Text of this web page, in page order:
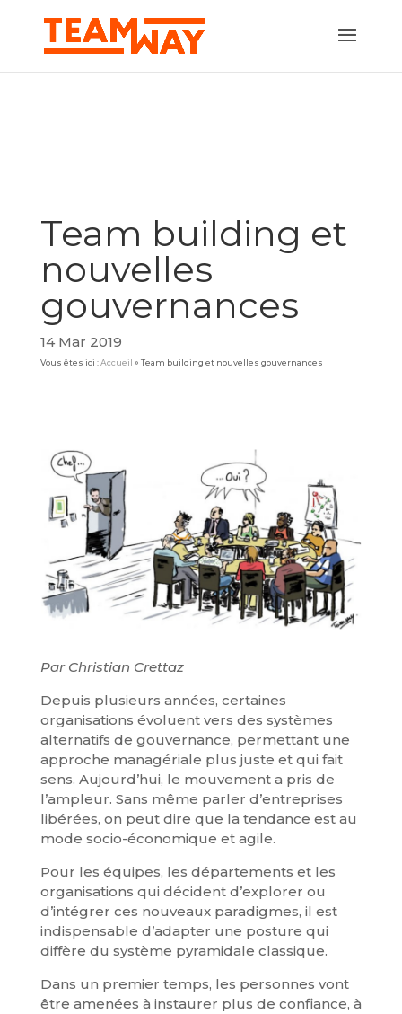
Team building et
nouvelles
gouvernances
14 Mar 2019
Vous êtes ici :Accueil » Team building et nouvelles gouvernances
Par Christian Crettaz
Depuis plusieurs années, certaines
organisations évoluent vers des systèmes
alternatifs de gouvernance, permettant une
approche managériale plus juste et qui fait
sens. Aujourd’hui, le mouvement a pris de
l’ampleur. Sans même parler d’entreprises
libérées, on peut dire que la tendance est au
mode socio-économique et agile.
Pour les équipes, les départements et les
organisations qui décident d’explorer ou
d’intégrer ces nouveaux paradigmes, il est
indispensable d’adapter une posture qui
diffère du système pyramidale classique.
Dans un premier temps, les personnes vont
être amenées à instaurer plus de confiance, à